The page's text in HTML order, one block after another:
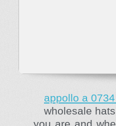
appollo a
wholesale